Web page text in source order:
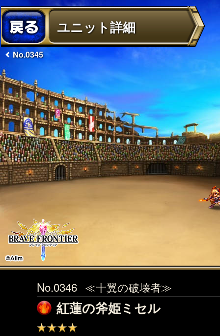
ユニット詳細
No.0345
No.0346 ≪十翼の破壊者≫
紅蓮の斧姫ミセル